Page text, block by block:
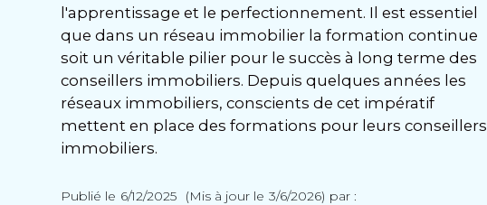
l'apprentissage et le perfectionnement. Il est essentiel
que dans un réseau immobilier la formation continue
soit un véritable pilier pour le succès à long terme des
conseillers immobiliers. Depuis quelques années les
réseaux immobiliers, conscients de cet impératif
mettent en place des formations pour leurs conseillers
immobiliers.
Publié le 6/12/2025 (Mis à jour le 3/6/2026) par :